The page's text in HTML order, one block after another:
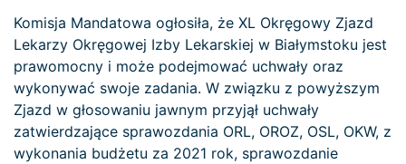
Komisja Mandatowa ogłosiła, że XL Okręgowy Zjazd
Lekarzy Okręgowej Izby Lekarskiej w Białymstoku jest
prawomocny i może podejmować uchwały oraz
wykonywać swoje zadania. W związku z powyższym
Zjazd w głosowaniu jawnym przyjął uchwały
zatwierdzające sprawozdania ORL, OROZ, OSL, OKW, z
wykonania budżetu za 2021 rok, sprawozdanie